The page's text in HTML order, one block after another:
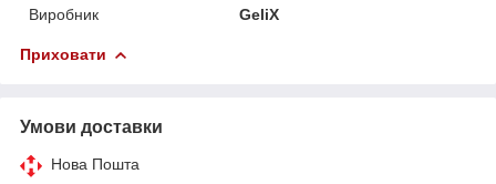
Виробник
GeliX
Приховати
Умови доставки
Нова Пошта